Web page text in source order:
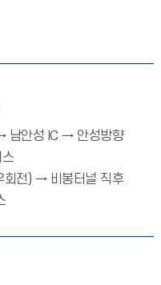
남안성 IC → 안성방향
회전) → 비봉터널 직후